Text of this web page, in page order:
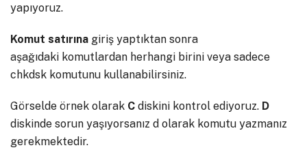
yapıyoruz.
Komut satırına giriş yaptıktan sonra
aşağıdaki komutlardan herhangi birini veya sadece
chkdsk komutunu kullanabilirsiniz.
Görselde örnek olarak C diskini kontrol ediyoruz. D
diskinde sorun yaşıyorsanız d olarak komutu yazmanız
gerekmektedir.